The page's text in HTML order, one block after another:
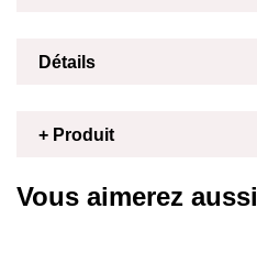
Détails
+ Produit
Vous aimerez aussi